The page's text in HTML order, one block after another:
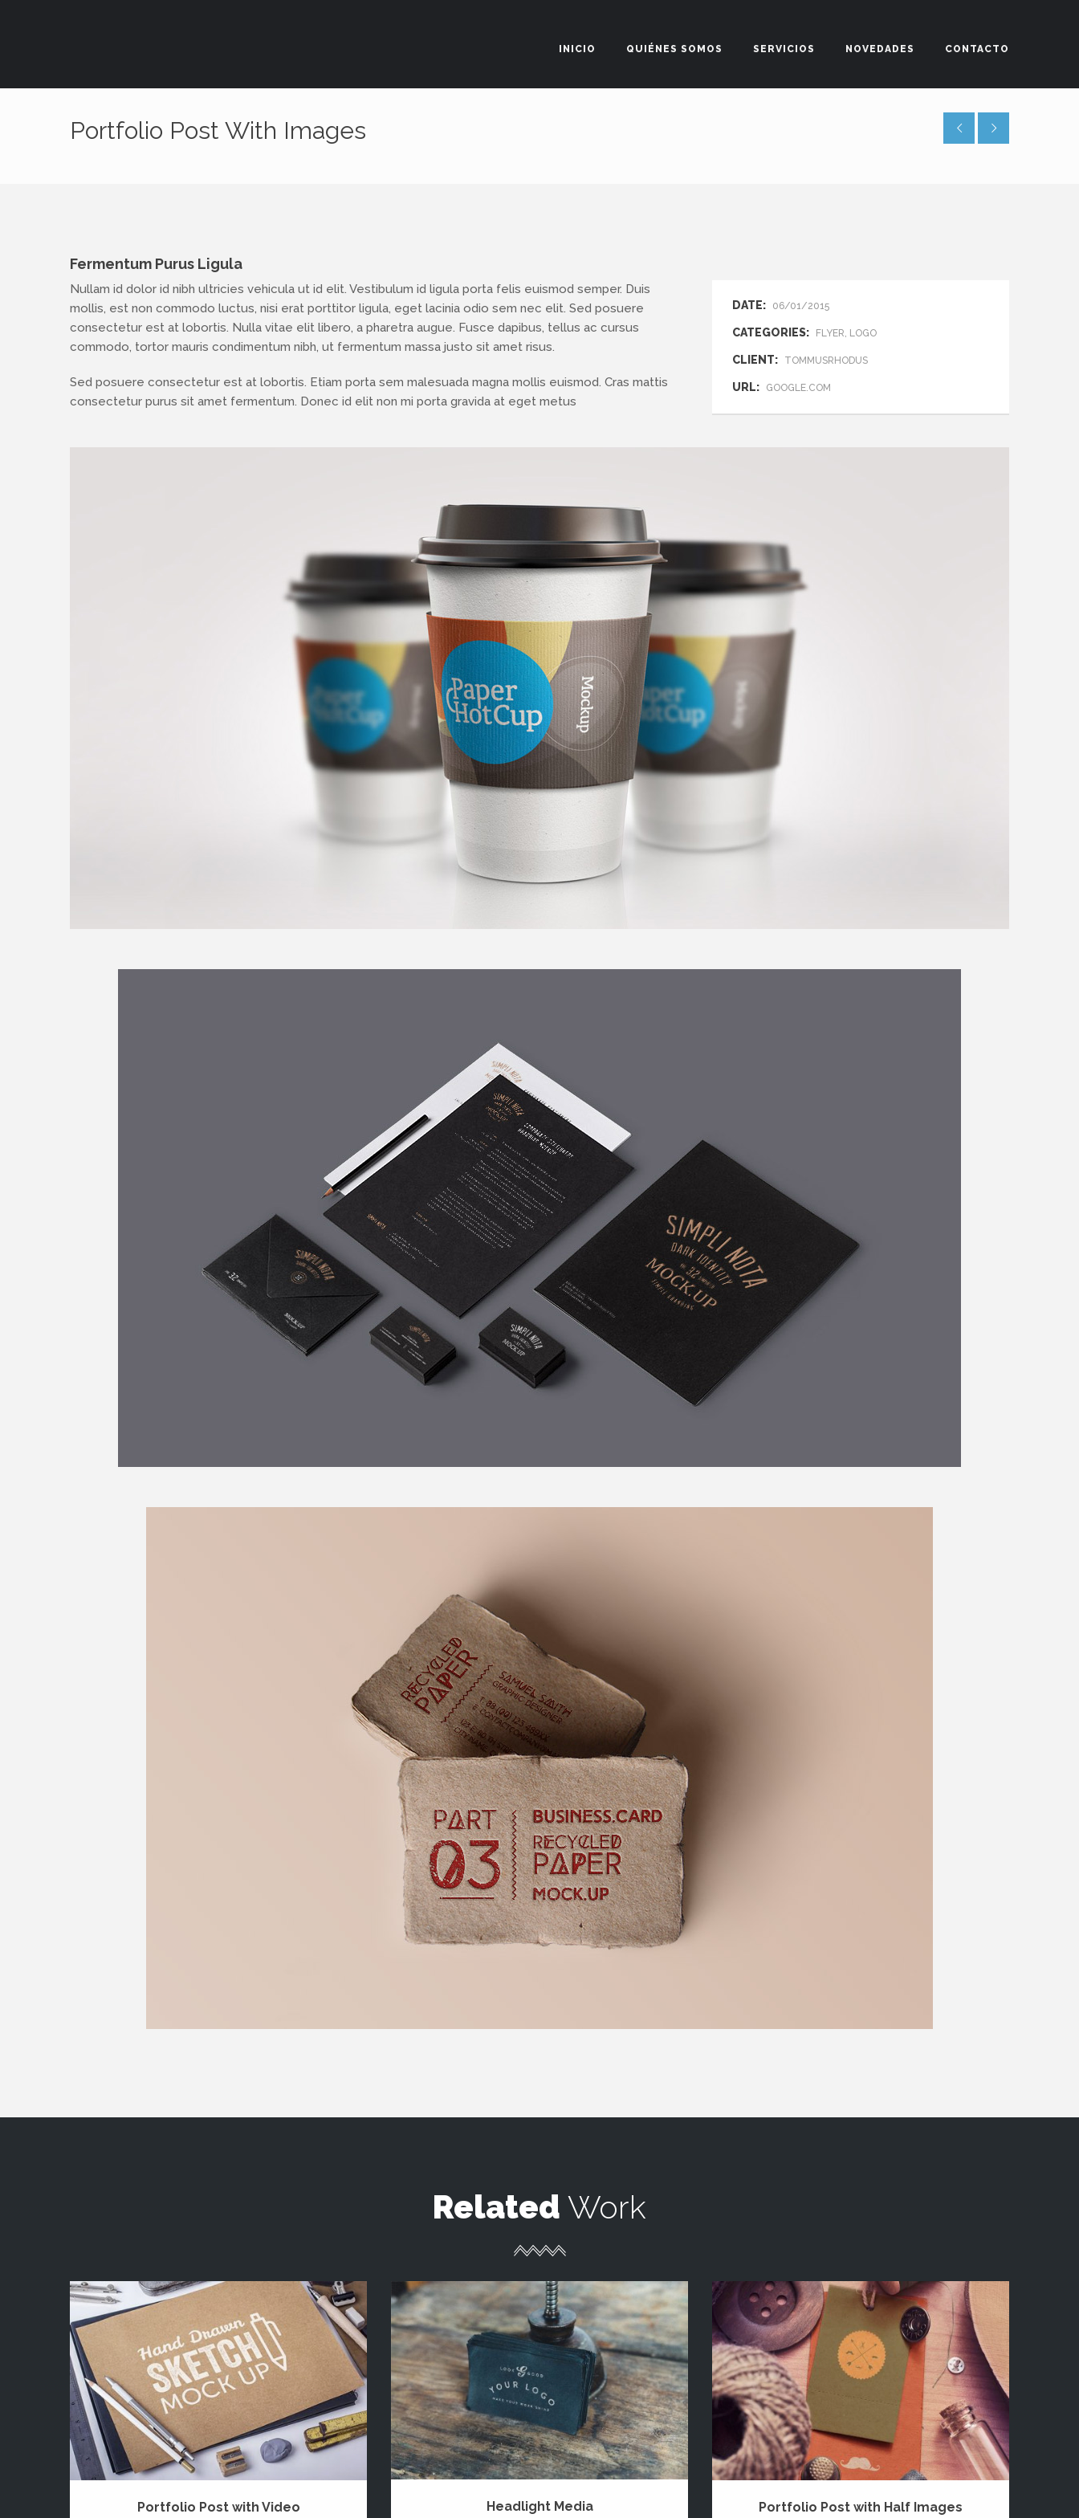
INICIO QUIÉNES SOMOS SERVICIOS NOVEDADES CONTACTO
Portfolio Post With Images
Fermentum Purus Ligula
Nullam id dolor id nibh ultricies vehicula ut id elit. Vestibulum id ligula porta felis euismod semper. Duis
mollis, est non commodo luctus, nisi erat porttitor ligula, eget lacinia odio sem nec elit. Sed posuere
consectetur est at lobortis. Nulla vitae elit libero, a pharetra augue. Fusce dapibus, tellus ac cursus
commodo, tortor mauris condimentum nibh, ut fermentum massa justo sit amet risus.
Sed posuere consectetur est at lobortis. Etiam porta sem malesuada magna mollis euismod. Cras mattis
consectetur purus sit amet fermentum. Donec id elit non mi porta gravida at eget metus
DATE: 06/01/2015
CATEGORIES: FLYER, LOGO
CLIENT: TOMMUSRHODUS
URL: GOOGLE.COM
Related Work
Portfolio Post with Video Headlight Media Portfolio Post with Half Images